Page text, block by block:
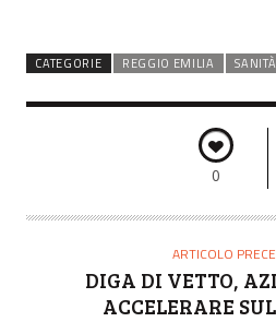
CATEGORIE REGGIO EMILIA SANITÀ
0
ARTICOLO
DIGA DI VETTO,
ACCELERARE